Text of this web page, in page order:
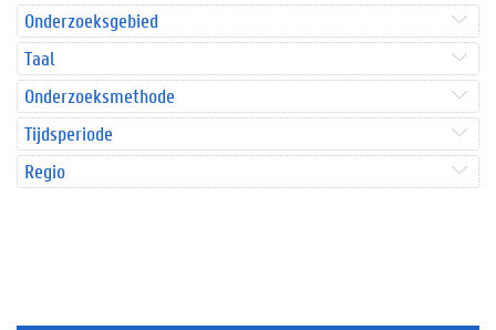
Onderzoeksgebied
Taal
Onderzoeksmethode
Tijdsperiode
Regio